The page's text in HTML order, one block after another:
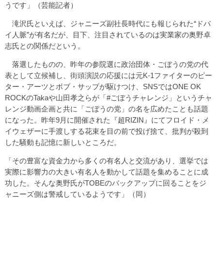
うです」（芸能記者）
滝沢氏といえば、ジャニーズ副社長時代にも報じられた“ドバ
イ人脈”が有名だが、目下、注目されているのは実業家の奥野卓
志氏との関係だという。
落選したものの、昨年の参院選に政治団体・ごぼうの党の代
表として立候補し、街頭演説の応援には元K-1ファイターのピー
ター・アーツとボブ・サップが駆けつけ、SNSではONE OK
ROCKのTakaや山田孝之らが「#ごぼうチャレンジ」というチャ
レンジ動画企画と共に「ごぼうの党」の名を広めたことも話題
になった。昨年9月に開催された『超RIZIN』にてフロイド・メ
イウェザーに手渡しする花束を目の前で投げ捨て、批判が殺到
した騒動も記憶に新しいところだ。
「その豊富な資金力から多くの有名人と交流があり、選挙では
実際に影響力の大きい有名人を動かして話題を集めることに成
功した。そんな奥野氏がTOBEのバックアップに回ることをジ
ャニーズ側は警戒しているようです」（同）